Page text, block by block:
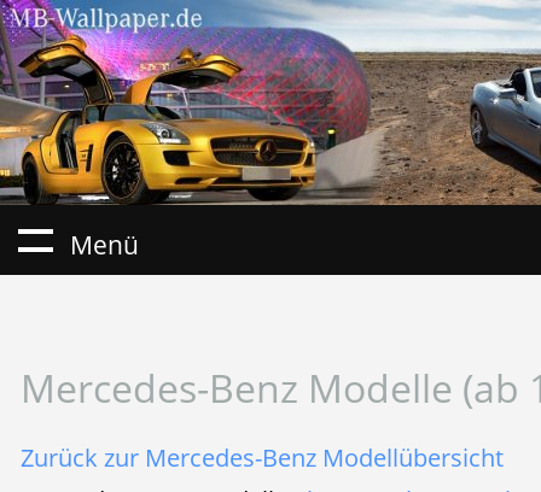
Menü
Mercedes-Benz Modelle (ab
Zurück zur Mercedes-Benz Modellübersicht